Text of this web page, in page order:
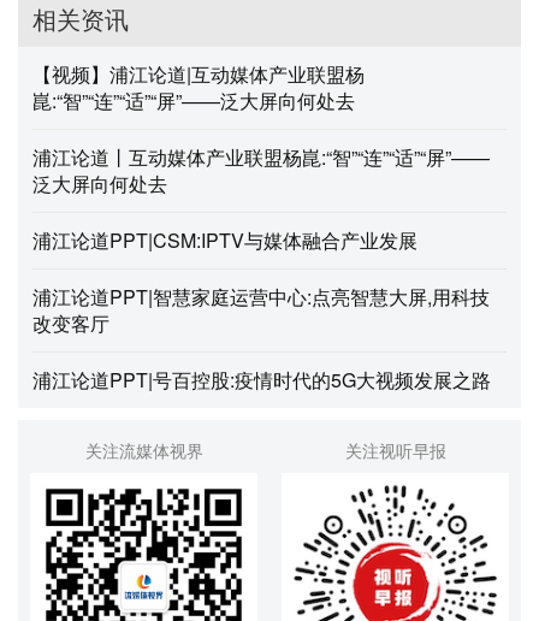
相关资讯
【视频】浦江论道|互动媒体产业联盟杨
崑:“智”“连”“适”“屏”——泛大屏向何处去
浦江论道丨互动媒体产业联盟杨崑:“智”“连”“适”“屏”——
泛大屏向何处去
浦江论道PPT|CSM:IPTV与媒体融合产业发展
浦江论道PPT|智慧家庭运营中心:点亮智慧大屏,用科技
改变客厅
浦江论道PPT|号百控股:疫情时代的5G大视频发展之路
关注流媒体视界 关注视听早报